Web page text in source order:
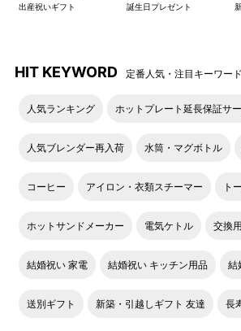
出産祝いギフト 誕生日プレゼント
HIT KEYWORD 定番人気・注目キーワード
人気ランキング ホットプレート延長保証サ
人気ブレンダー再入荷 水筒・マグボトル
コーヒー アイロン・衣類スチーマー ト
ホットサンドメーカー 電気ケトル 交換
結婚祝い 家電 結婚祝い キッチン用品 結
送別ギフト 新築・引越しギフト 友達 長